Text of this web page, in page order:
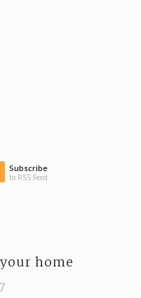
Subscribe
to RSS Feed
home